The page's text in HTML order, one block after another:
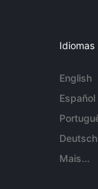
Idiomas
English
Español
Deutsch
Mais...